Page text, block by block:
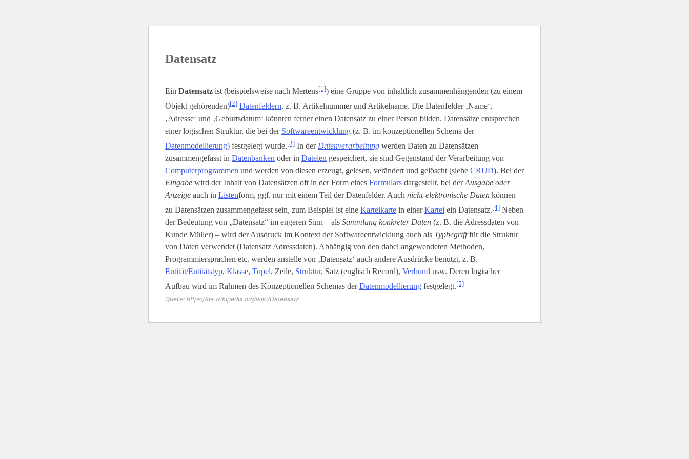
Datensatz
Ein Datensatz ist (beispielsweise nach Mertens[1]) eine Gruppe von inhaltlich zusammenhängenden (zu einem
Objekt gehörenden)[2] Datenfeldern, z. B. Artikelnummer und Artikelname. Die Datenfelder ‚Name‘,
‚Adresse‘ und ‚Geburtsdatum‘ könnten ferner einen Datensatz zu einer Person bilden. Datensätze entsprechen
einer logischen Struktur, die bei der Softwareentwicklung (z. B. im konzeptionellen Schema der
Datenmodellierung) festgelegt wurde.[3] In der Datenverarbeitung werden Daten zu Datensätzen
zusammengefasst in Datenbanken oder in Dateien gespeichert, sie sind Gegenstand der Verarbeitung von
Computerprogrammen und werden von diesen erzeugt, gelesen, verändert und gelöscht (siehe CRUD). Bei der
Eingabe wird der Inhalt von Datensätzen oft in der Form eines Formulars dargestellt, bei derAusgabe oder
Anzeige auch in Listen­form, ggf. nur mit einem Teil der Datenfelder. Auch nicht-elektronische Daten können
zu Datensätzen zusammengefasst sein, zum Beispiel ist eine Karteikarte in einerKartei ein Datensatz.[4] Neben
der Bedeutung von „Datensatz“ im engeren Sinn – als Sammlung konkreter Daten (z. B. die Adressdaten von
Kunde Müller) – wird der Ausdruck im Kontext der Softwareentwicklung auch als Typbegrifffür die Struktur
von Daten verwendet (Datensatz Adressdaten). Abhängig von den dabei angewendeten Methoden,
Programmiersprachen etc. werden anstelle von ‚Datensatz‘ auch andere Ausdrücke benutzt, z. B.
Entität/Entitätstyp, Klasse, Tupel, Zeile, Struktur, Satz (englisch Record), Verbund usw. Deren logischer
Aufbau wird im Rahmen des Konzeptionellen Schemas derDatenmodellierung festgelegt.[5]
Quelle: https://de.wikipedia.org/wiki/Datensatz